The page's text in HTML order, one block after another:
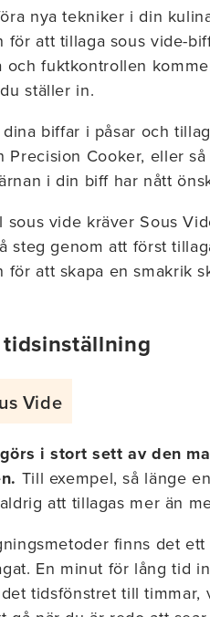
nya tekniker i din
för att tillaga sous vide-
och fuktkontrollen
ställer in.
biffar i påsar och
Precision Cooker, eller
i din biff har nått
sous vide kräver Sous
steg genom att först
för att skapa en smakrik
Vide
i stort sett av den
Till exempel, så länge
att tillagas mer än
finns det
En minut för lång tid
tidsfönstret till